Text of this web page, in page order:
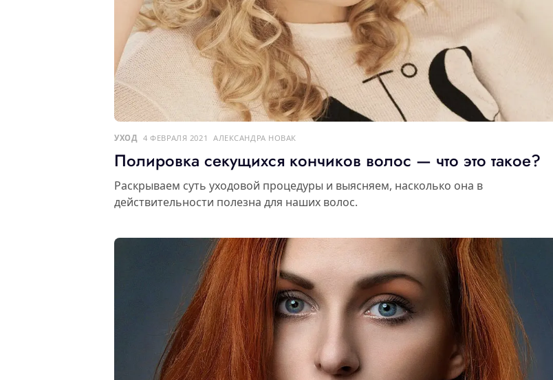
УХОД 4 ФЕВРАЛЯ 2021 АЛЕКСАНДРА НОВАК
Полировка секущихся кончиков волос — что это такое?
Раскрываем суть уходовой процедуры и выясняем, насколько она в
действительности полезна для наших волос.